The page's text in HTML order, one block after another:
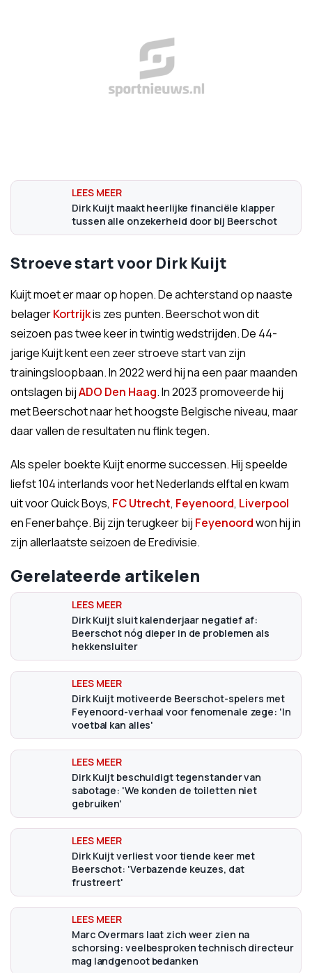
Dirk Kuijt maakt heerlijke financiële klapper
tussen alle onzekerheid door bij Beerschot
Stroeve start voor Dirk Kuijt
Kuijt moet er maar op hopen. De achterstand op naaste
belagerKortrijkis zes punten. Beerschot won dit
seizoen pas twee keer in twintig wedstrijden. De 44-
jarige Kuijt kent een zeer stroeve start van zijn
trainingsloopbaan. In 2022 werd hij na een paar maanden
ontslagen bijADO Den Haag. In 2023 promoveerde hij
met Beerschot naar het hoogste Belgische niveau, maar
daar vallen de resultaten nu flink tegen.
Als speler boekte Kuijt enorme successen. Hij speelde
liefst 104 interlands voor het Nederlands elftal en kwam
uit voor Quick Boys, FC Utrecht, Feyenoord, Liverpool
en Fenerbahçe. Bij zijn terugkeer bij Feyenoordwon hij in
zijn allerlaatste seizoen de Eredivisie.
Gerelateerde artikelen
Dirk Kuijt sluit kalenderjaar negatief af:
Beerschot nóg dieper in de problemen als
hekkensluiter
Dirk Kuijt motiveerde Beerschot-spelers met
Feyenoord-verhaal voor fenomenale zege: 'In
voetbal kan alles'
Dirk Kuijt beschuldigt tegenstander van
sabotage: 'We konden de toiletten niet
gebruiken'
Dirk Kuijt verliest voor tiende keer met
Beerschot: 'Verbazende keuzes, dat
frustreert'
Marc Overmars laat zich weer zien na
schorsing: veelbesproken technisch directeur
mag landgenoot bedanken